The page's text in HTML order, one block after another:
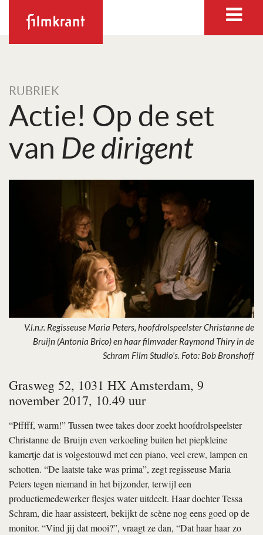
RUBRIEK
Actie! Op de set
van De dirigent
V.l.n.r. Regisseuse Maria Peters, hoofdrolspeelster Christanne de
Bruijn (Antonia Brico) en haar filmvader Raymond Thiry in de
Schram Film Studio’s. Foto: Bob Bronshoff
Grasweg 52, 1031 HX Amsterdam, 9
november 2017, 10.49 uur
“Pfffff, warm!” Tussen twee takes door zoekt hoofdrolspeelster
Christanne de Bruijn even verkoeling buiten het piepkleine
kamertje dat is volgestouwd met een piano, veel crew, lampen en
schotten. “De laatste take was prima”, zegt regisseuse Maria
Peters tegen niemand in het bijzonder, terwijl een
productiemedewerker flesjes water uitdeelt. Haar dochter Tessa
Schram, die haar assisteert, bekijkt de scène nog eens goed op de
monitor. “Vind jij dat mooi?”, vraagt ze dan, “Dat haar haar zo